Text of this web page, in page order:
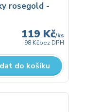
rosegold -
119 Kč/ks
98 Kčbez DPH
do košíku